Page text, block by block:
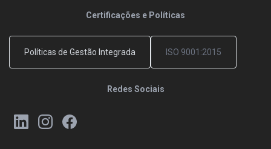
Certificações e Políticas
Políticas de Gestão Integrada ISO 9001:2015
Redes Sociais